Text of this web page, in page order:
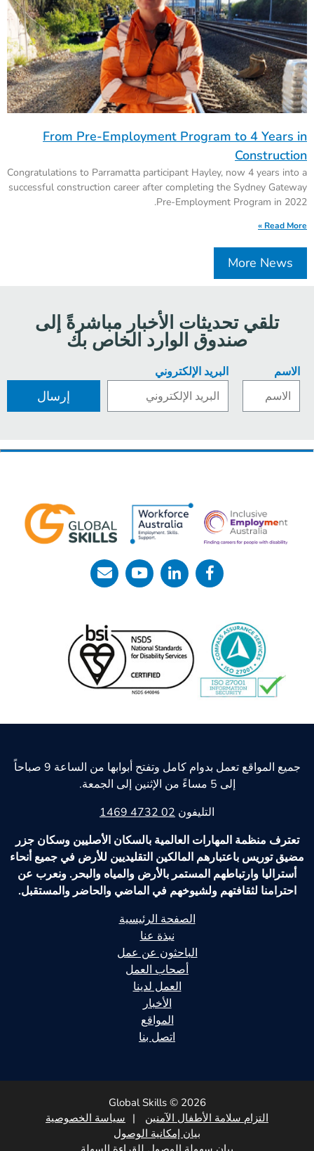
From Pre-Employment Program to 4 Years in
Construction
Congratulations to Parramatta participant Hayley, now 4 years into a
successful construction career after completing the Sydney Gateway
Pre-Employment Program in 2022.
Read More »
More News
تلقي تحديثات الأخبار مباشرةً إلى
صندوق الوارد الخاص بك
الاسم البريد الإلكتروني
جميع المواقع تعمل بدوام كامل وتفتح أبوابها من الساعة 9 صباحاً
إلى 5 مساءً من الإثنين إلى الجمعة.
التليفون 02 4732 1469
تعترف منظمة المهارات العالمية بالسكان الأصليين وسكان جزر
مضيق توريس باعتبارهم المالكين التقليديين للأرض في جميع أنحاء
أستراليا وارتباطهم المستمر بالأرض والمياه والبحر. ونعرب عن
احترامنا لثقافتهم ولشيوخهم في الماضي والحاضر والمستقبل.
الصفحة الرئيسية
نبذة عنا
الباحثون عن عمل
أصحاب العمل
العمل لدينا
الأخبار
المواقع
اتصل بنا
Global Skills © 2026
التزام سلامة الأطفال الآمنين
سياسة الخصوصية
بيان إمكانية الوصول